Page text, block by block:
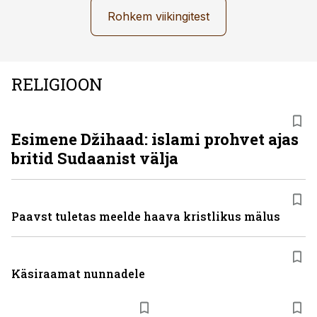
Rohkem viikingitest
RELIGIOON
Esimene Džihaad: islami prohvet ajas
britid Sudaanist välja
Paavst tuletas meelde haava kristlikus mälus
Käsiraamat nunnadele